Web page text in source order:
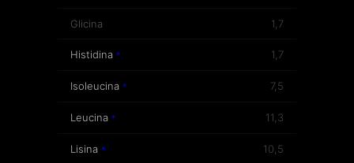
Glicina 1,7
Histidina * 1,7
Isoleucina * 7,5
Leucina * 11,3
Lisina * 10,5